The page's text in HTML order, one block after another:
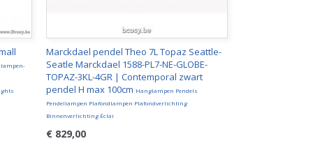
Marckdael pendel Theo 7L Topaz Seattle-
Seatle Marckdael 1588-PL7-NE-GLOBE-
TOPAZ-3KL-4GR | Contemporal zwart
pendel H max 100cm Hanglampen Pendels
Pendellampen Plafondlampen Plafondverlichting
Binnenverlichting Éclai
€ 829,00